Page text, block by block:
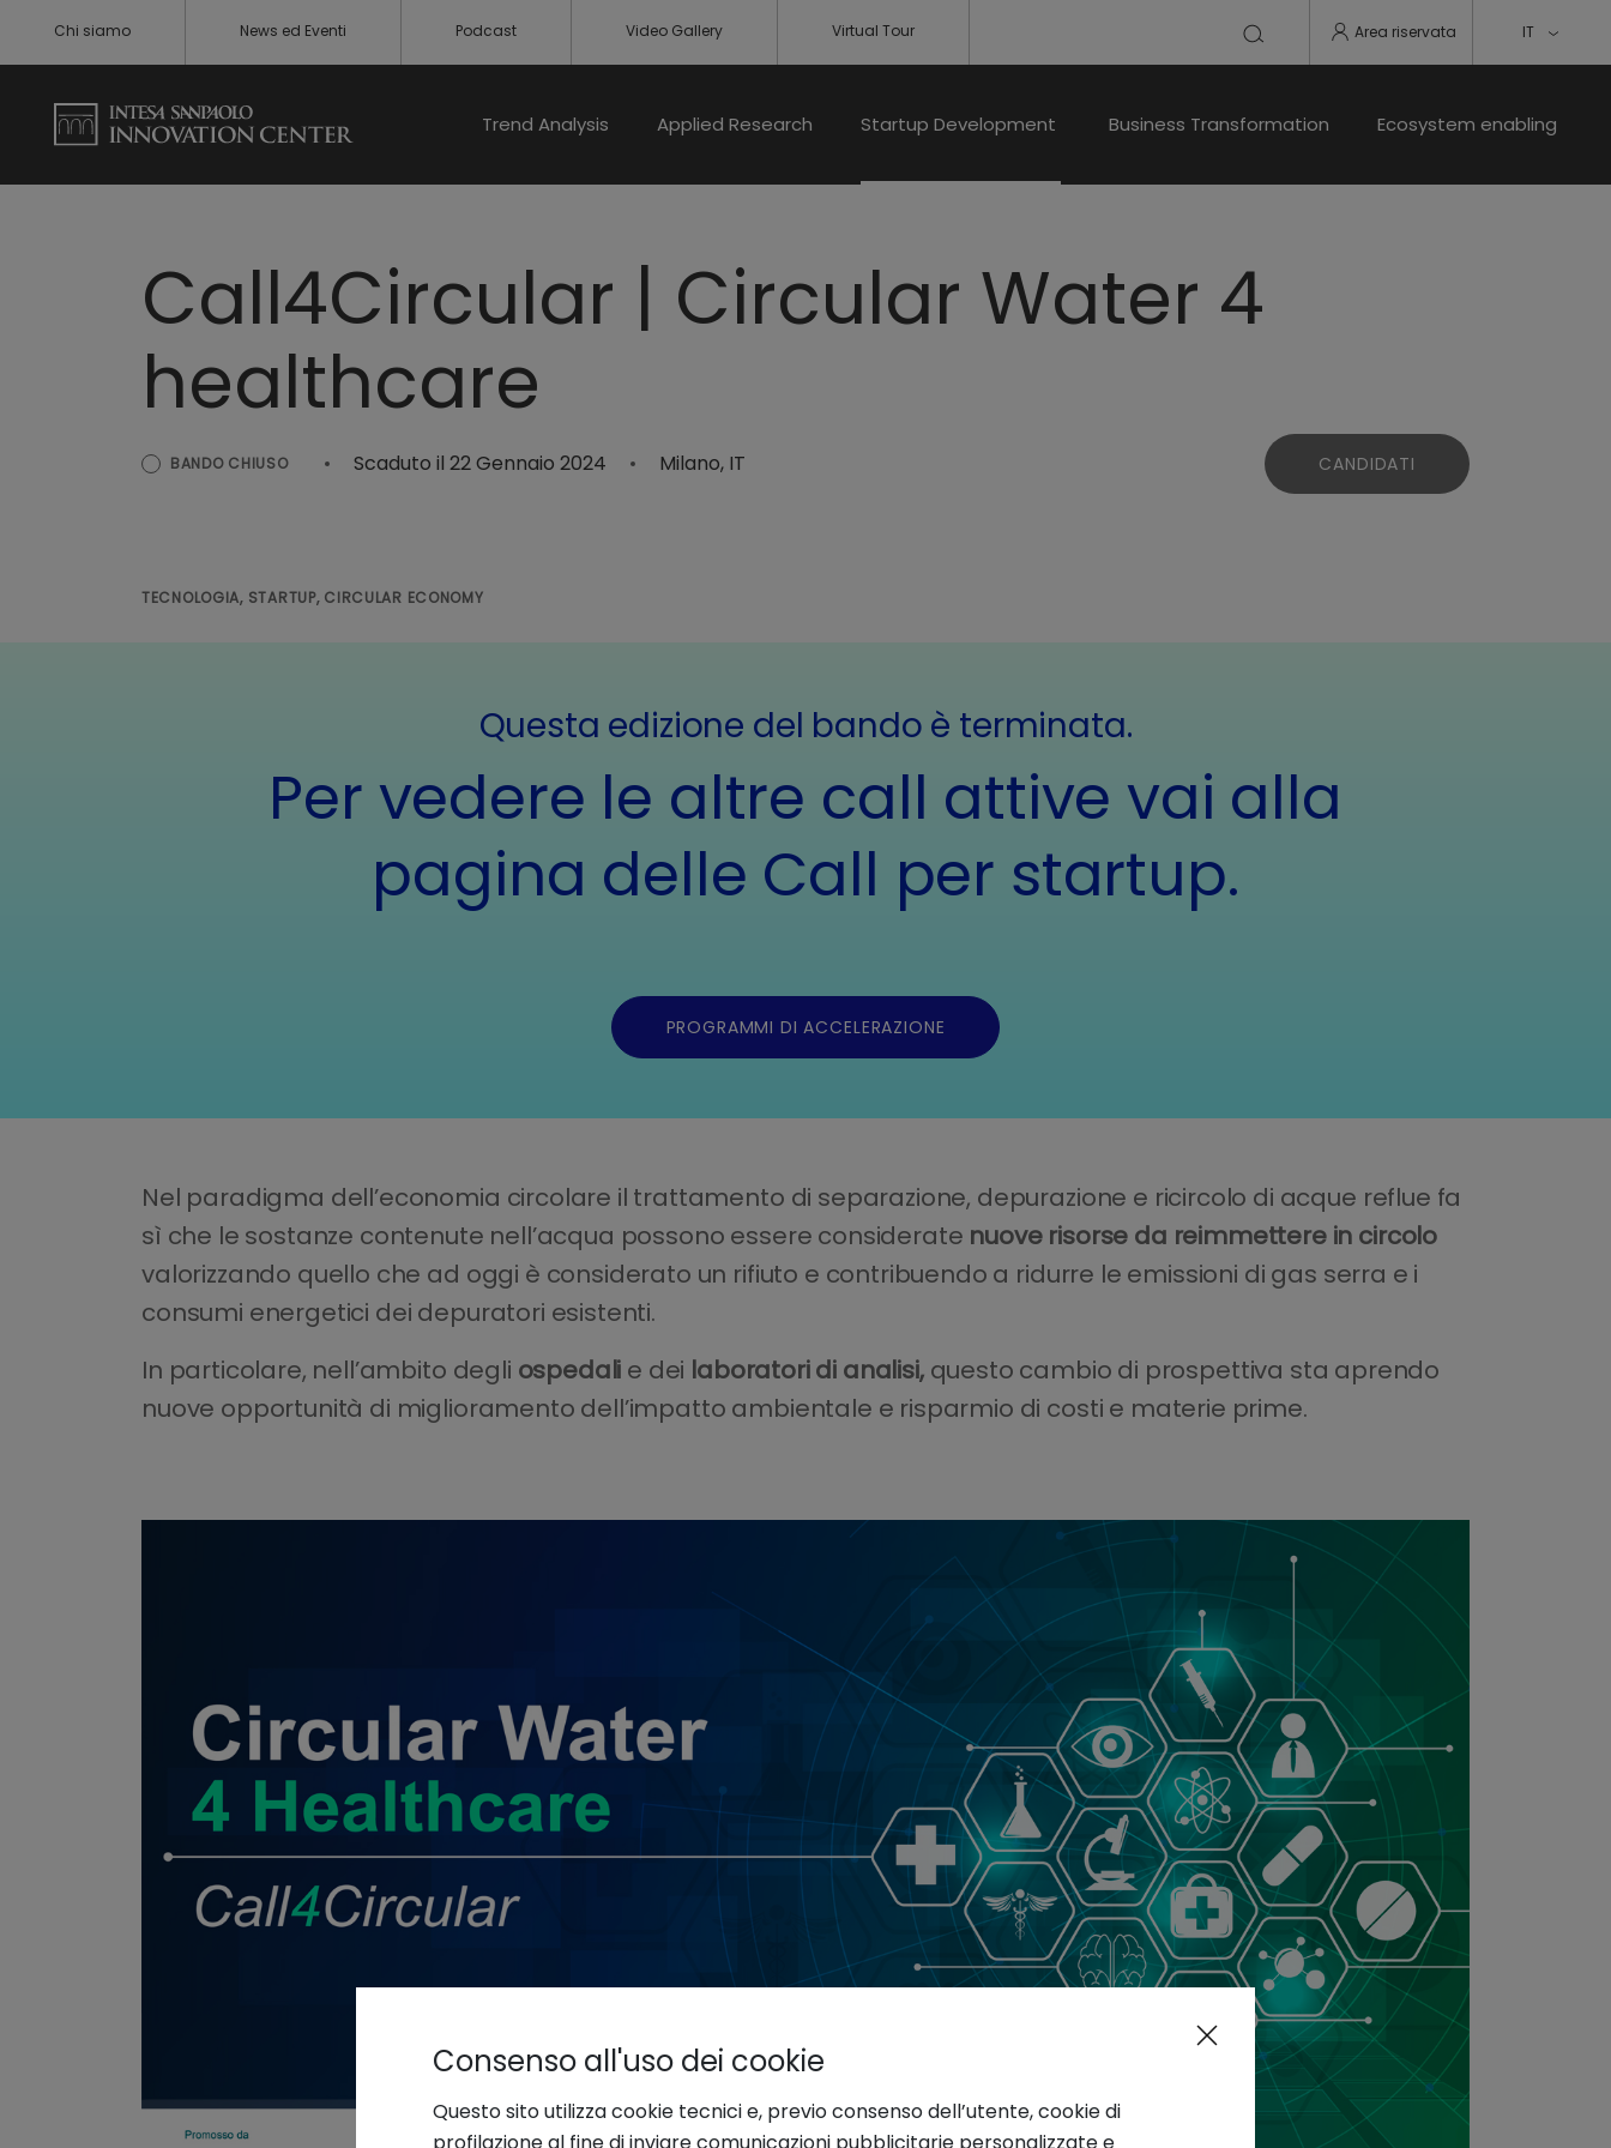
Chi siamo News ed Eventi Podcast Video Gallery Virtual Tour Area riservata IT
Trend Analysis Applied Research Startup Development Business Transformation Ecosystem enabling
Call4Circular | Circular Water 4
healthcare
BANDO CHIUSO Scaduto il 22 Gennaio 2024 Milano, IT CANDIDATI
TECNOLOGIA, STARTUP, CIRCULAR ECONOMY
Questa edizione del bando è terminata.
Per vedere le altre call attive vai alla
pagina delle Call per startup.
PROGRAMMI DI ACCELERAZIONE
Nel paradigma dell’economia circolare il trattamento di separazione, depurazione e ricircolo di acque reflue fa
sì che le sostanze contenute nell’acqua possono essere considerate nuove risorse da reimmettere in circolo
valorizzando quello che ad oggi è considerato un rifiuto e contribuendo a ridurre le emissioni di gas serra e i
consumi energetici dei depuratori esistenti.
In particolare, nell’ambito degli ospedali e dei laboratori di analisi,questo cambio di prospettiva sta aprendo
nuove opportunità di miglioramento dell’impatto ambientale e risparmio di costi e materie prime.
Consenso all'uso dei cookie
Questo sito utilizza cookie tecnici e, previo consenso dell’utente, cookie di